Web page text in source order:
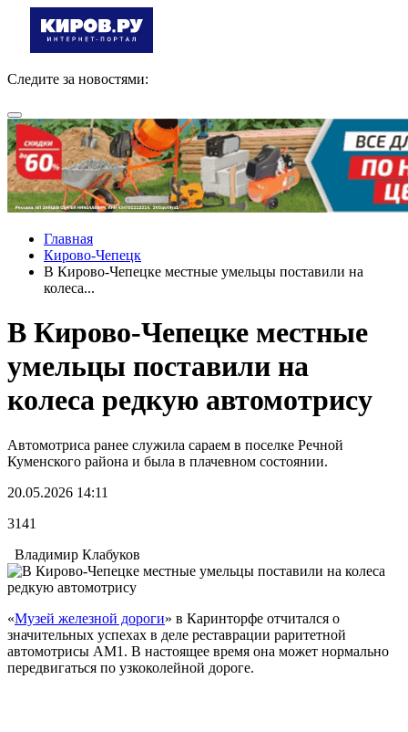
Следите за новостями:
Главная
Кирово-Чепецк
В Кирово-Чепецке местные умельцы поставили на
колеса...
В Кирово-Чепецке местные
умельцы поставили на
колеса редкую автомотрису
Автомотриса ранее служила сараем в поселке Речной
Куменского района и была в плачевном состоянии.
20.05.2026 14:11
3141
Владимир Клабуков
«Музей железной дороги» в Каринторфе отчитался о
значительных успехах в деле реставрации раритетной
автомотрисы АМ1. В настоящее время она может нормально
передвигаться по узкоколейной дороге.